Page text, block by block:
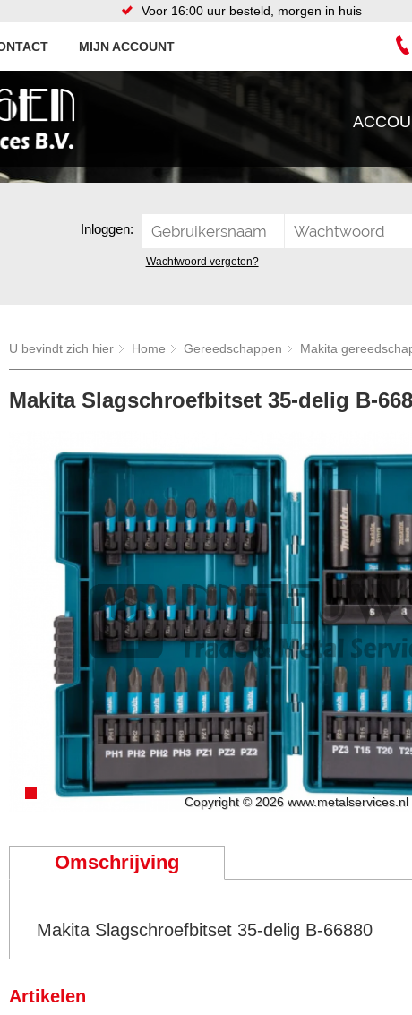
Voor 16:00 uur besteld, morgen in huis
MIJN ACCOUNT
Inloggen:
Wachtwoord vergeten?
U bevindt zich hier Home Gereedschappen Makita
Makita Slagschroefbitset 35-delig B-
Copyright © 2026 www.metalservices.nl
Omschrijving
Makita Slagschroefbitset 35-delig B-66880
Artikelen